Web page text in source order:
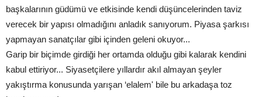
başkalarının güdümü ve etkisinde kendi düşüncelerinden taviz
verecek bir yapısı olmadığını anladık sanıyorum. Piyasa şarkısı
yapmayan sanatçılar gibi içinden geleni okuyor...
Garip bir biçimde girdiği her ortamda olduğu gibi kalarak kendini
kabul ettiriyor... Siyasetçilere yıllardır akıl almayan şeyler
yakıştırma konusunda yarışan ‘elalem' bile bu arkadaşa toz